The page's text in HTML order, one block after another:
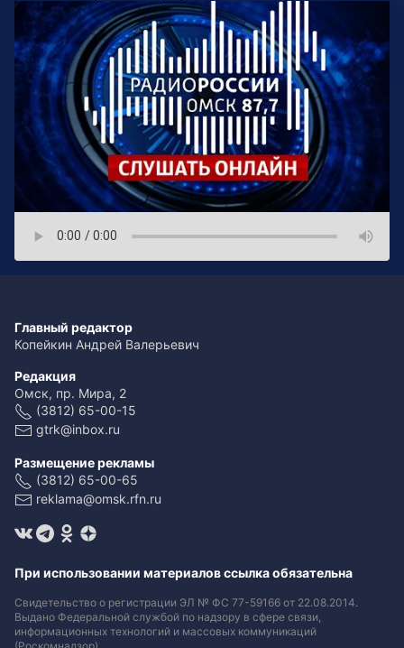
Главный редактор
Копейкин Андрей Валерьевич
Редакция
Омск, пр. Мира, 2
(3812) 65-00-15
gtrk@inbox.ru
Размещение рекламы
(3812) 65-00-65
reklama@omsk.rfn.ru
При использовании материалов ссылка обязательна
Свидетельство о регистрации ЭЛ № ФС 77-59166 от 22.08.2014.
Выдано Федеральной службой по надзору в сфере связи,
информационных технологий и массовых коммуникаций